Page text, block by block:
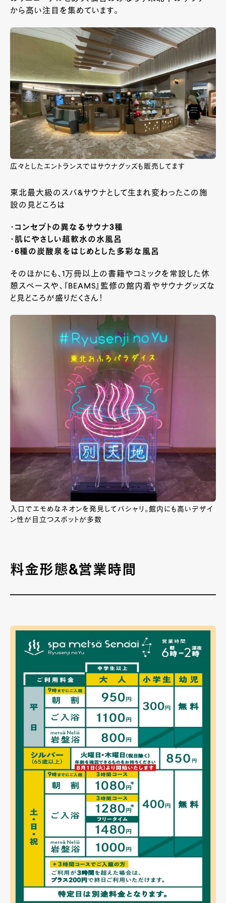
から高い注目を集めています。
広々としたエントランスではサウナグッズも販売してます
東北最大級のスパ&サウナとして生まれ変わったこの施
設の見どころは
・コンセプトの異なるサウナ3種
・肌にやさしい超軟水の水風呂
・6種の炭酸泉をはじめとした多彩な風呂
そのほかにも、1万冊以上の書籍やコミックを常設した休
憩スペースや、『BEAMS』監修の館内着やサウナグッズな
ど見どころが盛りだくさん！
入口でエモめなネオンを発見してパシャリ。館内にも高いデザイ
ン性が目立つスポットが多数
料金形態&営業時間